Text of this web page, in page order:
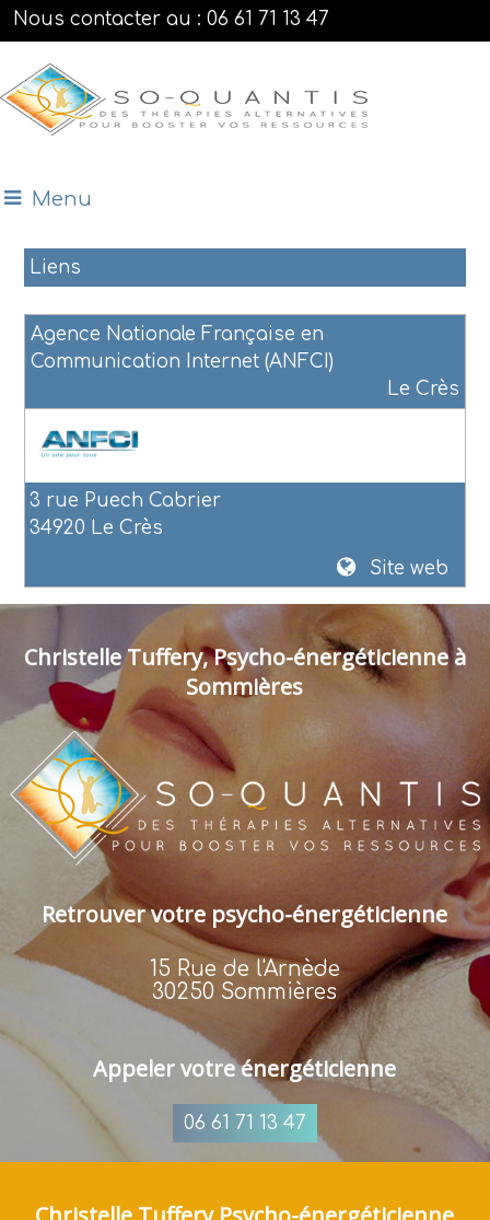
Nous contacter au : 06 61 71 13 47
Menu
Liens
Agence Nationale Française en
Communication Internet (ANFCI)
Le Crès
3 rue Puech Cabrier
34920 Le Crès
Site web
Christelle Tuffery, Psycho-énergéticienne à
Sommières
Retrouver votre psycho-énergéticienne
15 Rue de l'Arnède
30250 Sommières
Appeler votre énergéticienne
06 61 71 13 47